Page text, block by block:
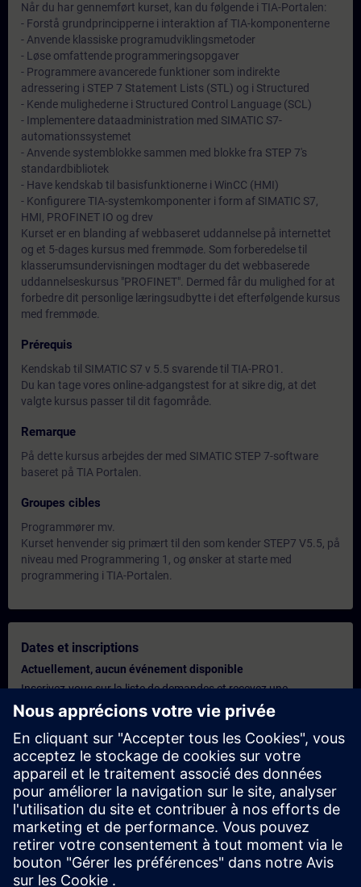
Når du har gennemført kurset, kan du følgende i TIA-Portalen:
- Forstå grundprincipperne i interaktion af TIA-komponenterne
- Anvende klassiske programudviklingsmetoder
- Løse omfattende programmeringsopgaver
- Programmere avancerede funktioner som indirekte
adressering i STEP 7 Statement Lists (STL) og i Structured
- Kende mulighederne i Structured Control Language (SCL)
- Implementere dataadministration med SIMATIC S7-
automationssystemet
- Anvende systemblokke sammen med blokke fra STEP 7's
standardbibliotek
- Have kendskab til basisfunktionerne i WinCC (HMI)
- Konfigurere TIA-systemkomponenter i form af SIMATIC S7,
HMI, PROFINET IO og drev
Kurset er en blanding af webbaseret uddannelse på internettet
og et 5-dages kursus med fremmøde. Som forberedelse til
klasserumsundervisningen modtager du det webbaserede
uddannelseskursus "PROFINET". Dermed får du mulighed for at
forbedre dit personlige læringsudbytte i det efterfølgende kursus
med fremmøde.
Prérequis
Kendskab til SIMATIC S7 v 5.5 svarende til TIA-PRO1.
Du kan tage vores online-adgangstest for at sikre dig, at det
valgte kursus passer til dit fagområde.
Remarque
På dette kursus arbejdes der med SIMATIC STEP 7-software
baseret på TIA Portalen.
Groupes cibles
Programmører mv.
Kurset henvender sig primært til den som kender STEP7 V5.5, på
niveau med Programmering 1, og ønsker at starte med
programmering i TIA-Portalen.
Dates et inscriptions
Actuellement, aucun événement disponible
Inscrivez-vous sur la liste de demandes et recevez une
notification dès que de nouvelles dates sont disponibles.
Activer le service de notification
Offre personnalisée
Vous avez besoin d'une offre personnalisée ? Après avoir fourni
vos données personnelles, nous vous enverrons immédiatement
une offre personnalisée à votre adresse électronique.
Envoyez une offre personnelle